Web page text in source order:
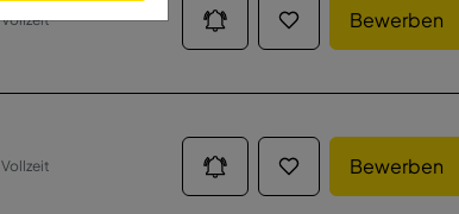
Vollzeit Bewerben
Vollzeit Bewerben